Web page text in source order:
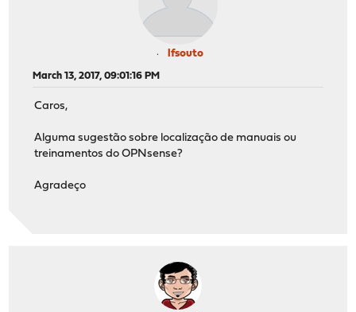
lfsouto
March 13, 2017, 09:01:16 PM
Caros,
Alguma sugestão sobre localização de manuais ou
treinamentos do OPNsense?
Agradeço